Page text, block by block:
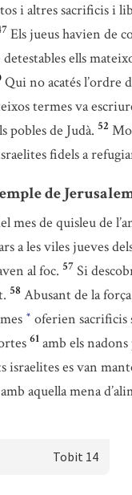
i altres sacrificis i
Els jueus havien de
ells
Qui no acatés l’ordre
termes va
pobles de Judà. 52
fidels a
de
mes de quisleu de
a les viles jueves
al foc. 57 Si
58 Abusant de la
* oferien sacrificis
61 amb els
es van
aquella mena
Tobit 14